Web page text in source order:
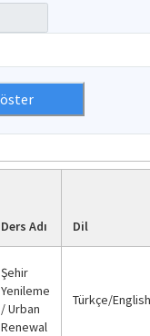
Ders Adı Dil
Şehir
Yenileme
/ Urban
Renewal
Türkçe/English